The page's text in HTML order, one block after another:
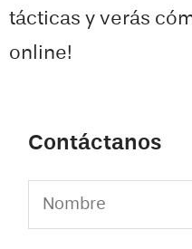
tácticas y verás
online!
Contáctanos